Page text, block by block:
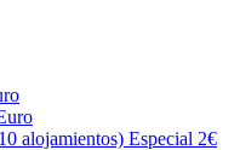
alojamientos) Especial 2€